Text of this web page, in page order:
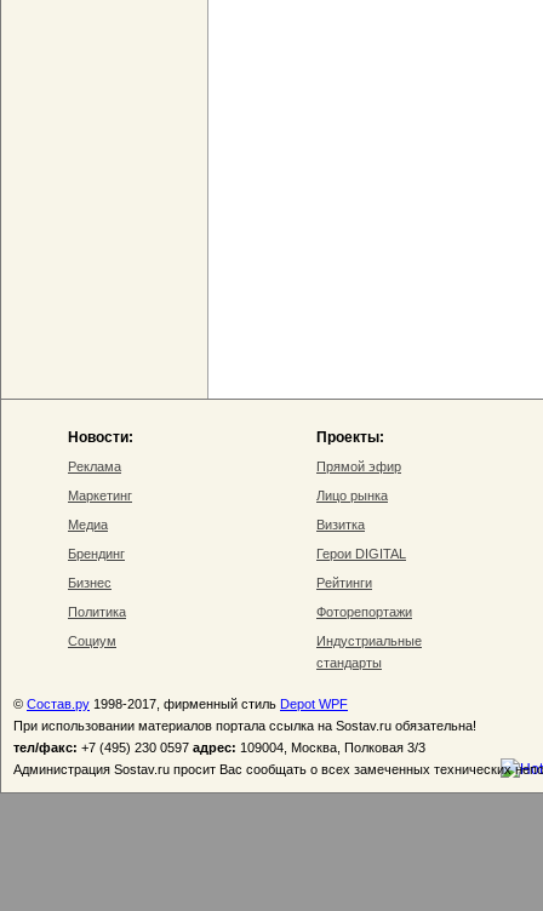
Новости:
Реклама
Маркетинг
Медиа
Брендинг
Бизнес
Политика
Социум
Проекты:
Прямой эфир
Лицо рынка
Визитка
Герои DIGITAL
Рейтинги
Фоторепортажи
Индустриальные
стандарты
© Состав.ру 1998-2017, фирменный стиль Depot WPF
При использовании материалов портала ссылка на Sostav.ru обязательна!
тел/факс: +7 (495) 230 0597 адрес: 109004, Москва, Полковая 3/3
Администрация Sostav.ru просит Вас сообщать о всех замеченных технических